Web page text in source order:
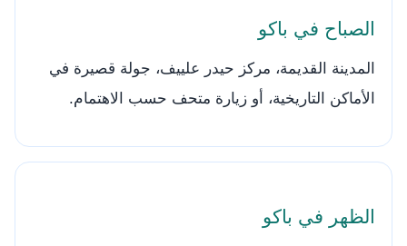
الصباح في باكو
المدينة القديمة، مركز حيدر علييف، جولة قصيرة في
الأماكن التاريخية، أو زيارة متحف حسب الاهتمام.
الظهر في باكو